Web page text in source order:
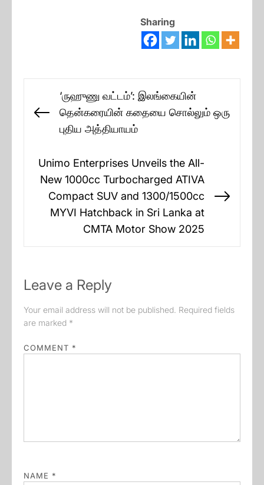
Sharing
navigation
Previous
‘ருஹுணு வட்டம்’: இலங்கையின்
தென்கரையின் கதையை சொல்லும் ஒரு
புதிய அத்தியாயம்
Unimo Enterprises Unveils the All-
New 1000cc Turbocharged ATIVA
Compact SUV and 1300/1500cc
MYVI Hatchback in Sri Lanka at
CMTA Motor Show 2025
Leave a Reply
Your email address will not be published. Required fields
are marked *
COMMENT *
NAME *